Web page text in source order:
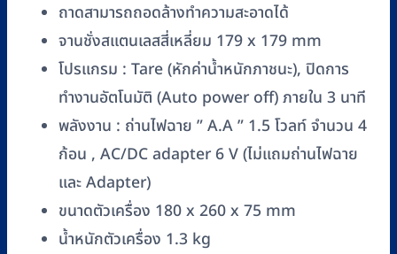
พิกัด
2
กิโลกรัม
kg)
ชิ้น
ถาดสามารถถอดล้างทำความสะอาดได้
จานชั่งสแตนเลสสี่เหลี่ยม 179 x 179 mm
โปรแกรม : Tare (หักค่าน้ำหนักภาชนะ), ปิดการ
ทำงานอัตโนมัติ (Auto power off) ภายใน 3 นาที
พลังงาน : ถ่านไฟฉาย ” A.A ” 1.5 โวลท์ จำนวน 4
ก้อน , AC/DC adapter 6 V (ไม่แถมถ่านไฟฉาย
และ Adapter)
ขนาดตัวเครื่อง 180 x 260 x 75 mm
น้ำหนักตัวเครื่อง 1.3 kg